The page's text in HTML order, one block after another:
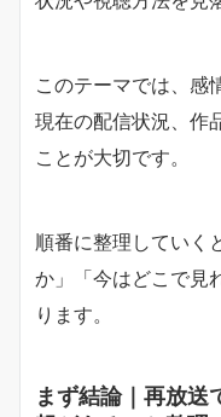
このテーマでは、感
現在の配信状況、作
ことが大切です。
順番に整理していく
か」「今はどこで見
ります。
まず結論｜再放送